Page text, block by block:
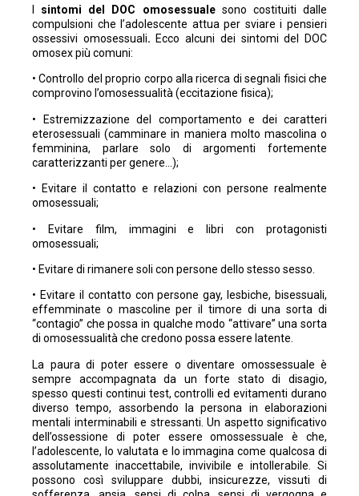
sintomi del DOC omosessuale sono costituiti dalle
compulsioni che l’adolescente attua per sviare i pensieri
ossessivi omosessuali. Ecco alcuni dei sintomi del DOC
omosex più comuni:
• Controllo del proprio corpo alla ricerca di segnali fisici che
comprovino l’omosessualità (eccitazione fisica);
• Estremizzazione del comportamento e dei caratteri
eterosessuali (camminare in maniera molto mascolina o
femminina, parlare solo di argomenti fortemente
caratterizzanti per genere…);
• Evitare il contatto e relazioni con persone realmente
omosessuali;
• Evitare film, immagini e libri con protagonisti
omosessuali;
• Evitare di rimanere soli con persone dello stesso sesso.
• Evitare il contatto con persone gay, lesbiche, bisessuali,
effemminate o mascoline per il timore di una sorta di
“contagio” che possa in qualche modo “attivare” una sorta
di omosessualità che credono possa essere latente.
La paura di poter essere o diventare omossessuale è
sempre accompagnata da un forte stato di disagio,
spesso questi continui test, controlli ed evitamenti durano
diverso tempo, assorbendo la persona in elaborazioni
mentali interminabili e stressanti. Un aspetto significativo
dell’ossessione di poter essere omossessuale è che,
l’adolescente, lo valutata e lo immagina come qualcosa di
assolutamente inaccettabile, invivibile e intollerabile. Si
possono così sviluppare dubbi, insicurezze, vissuti di